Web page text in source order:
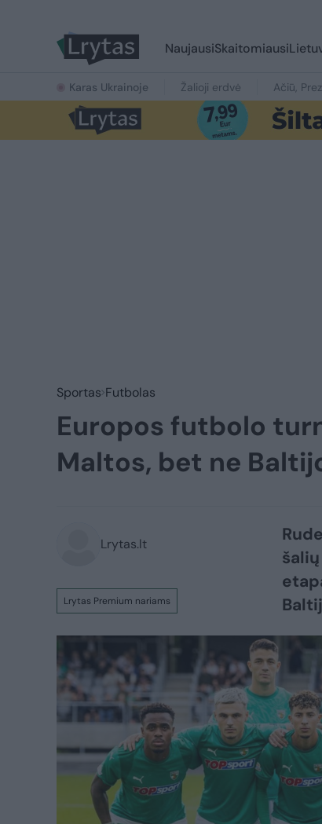
NaujausiSkaitomiausi
Karas Ukrainoje Žalioji erdvė Ačiū,
Sportas Futbolas
Europos futbolo
Maltos, bet ne
Lrytas.lt
Lrytas Premium nariams